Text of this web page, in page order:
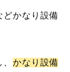
どかなり設備
かなり設備